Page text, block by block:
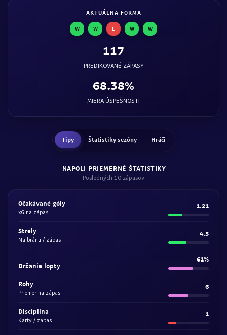
AKTUÁLNA FORMA
W W L W W
117
PREDIKOVANÉ ZÁPASY
68.38%
MIERA ÚSPEŠNOSTI
Tipy Štatistiky sezóny Hráči
NAPOLI PRIEMERNÉ ŠTATISTIKY
Posledných 10 zápasov
Očakávané góly
xG na zápas
1.21
Strely
Na bránu / zápas
4.5
Držanie lopty
61%
Rohy
Priemer na zápas
6
Disciplína
Karty / zápas
1